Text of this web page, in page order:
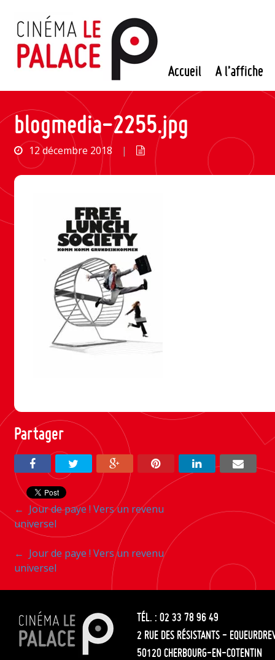
contenu
Accueil A l’affiche
blogmedia-2255.jpg
12 décembre 2018 |
Partager
Navigation
entre
les
articles
← Jour de paye ! Vers un revenu
universel
Navigation
entre
les
articles
← Jour de paye ! Vers un revenu
universel
TÉL. : 02 33 78 96 49
2 RUE DES RÉSISTANTS -
50120 CHERBOURG-EN-COTENTIN